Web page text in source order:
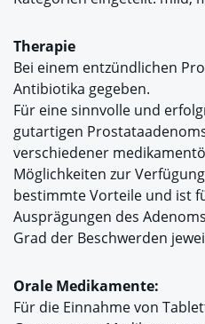
Therapie
Bei einem entzündlichen
Antibiotika gegeben.
Für eine sinnvolle und
gutartigen
verschiedener
Möglichkeiten zur
bestimmte Vorteile und ist
Ausprägungen des
Grad der Beschwerden
Orale Medikamente:
Für die Einnahme von